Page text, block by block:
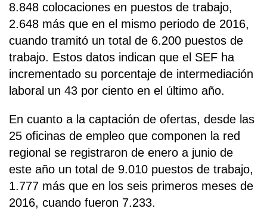
8.848 colocaciones en puestos de trabajo,
2.648 más que en el mismo periodo de 2016,
cuando tramitó un total de 6.200 puestos de
trabajo. Estos datos indican que el SEF ha
incrementado su porcentaje de intermediación
laboral un 43 por ciento en el último año.
En cuanto a la captación de ofertas, desde las
25 oficinas de empleo que componen la red
regional se registraron de enero a junio de
este año un total de 9.010 puestos de trabajo,
1.777 más que en los seis primeros meses de
2016, cuando fueron 7.233.